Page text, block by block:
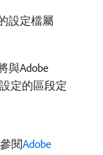
設定檔屬
與Adobe
定的區段定
閱Adobe